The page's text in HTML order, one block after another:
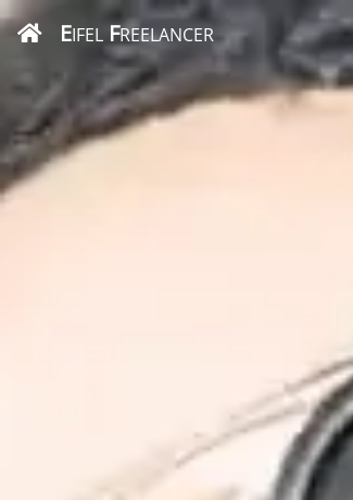
EIFEL FREELANCER